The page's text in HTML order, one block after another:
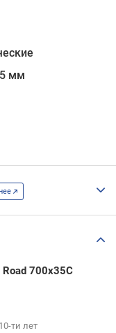
мм
700x35C
ти лет